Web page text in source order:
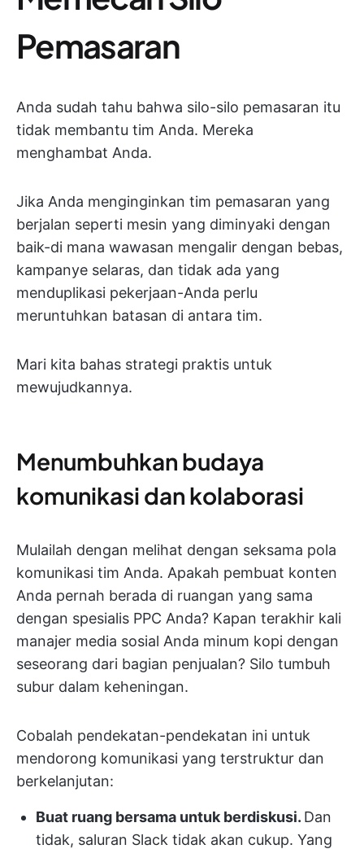
Pemasaran
Anda sudah tahu bahwa silo-silo pemasaran itu
tidak membantu tim Anda. Mereka
menghambat Anda.
Jika Anda menginginkan tim pemasaran yang
berjalan seperti mesin yang diminyaki dengan
baik-di mana wawasan mengalir dengan bebas,
kampanye selaras, dan tidak ada yang
menduplikasi pekerjaan-Anda perlu
meruntuhkan batasan di antara tim.
Mari kita bahas strategi praktis untuk
mewujudkannya.
Menumbuhkan budaya
komunikasi dan kolaborasi
Mulailah dengan melihat dengan seksama pola
komunikasi tim Anda. Apakah pembuat konten
Anda pernah berada di ruangan yang sama
dengan spesialis PPC Anda? Kapan terakhir kali
manajer media sosial Anda minum kopi dengan
seseorang dari bagian penjualan? Silo tumbuh
subur dalam keheningan.
Cobalah pendekatan-pendekatan ini untuk
mendorong komunikasi yang terstruktur dan
berkelanjutan:
Buat ruang bersama untuk berdiskusi. Dan
tidak, saluran Slack tidak akan cukup. Yang